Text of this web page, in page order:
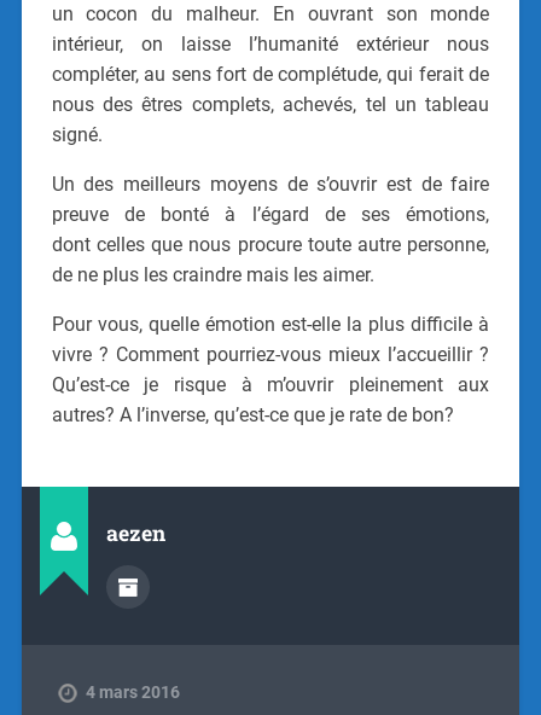
un cocon du malheur. En ouvrant son monde
intérieur, on laisse l’humanité extérieur nous
compléter, au sens fort de complétude, qui ferait de
nous des êtres complets, achevés, tel un tableau
signé.
Un des meilleurs moyens de s’ouvrir est de faire
preuve de bonté à l’égard de ses émotions,
dont celles que nous procure toute autre personne,
de ne plus les craindre mais les aimer.
Pour vous, quelle émotion est-elle la plus difficile à
vivre ? Comment pourriez-vous mieux l’accueillir ?
Qu’est-ce je risque à m’ouvrir pleinement aux
autres? A l’inverse, qu’est-ce que je rate de bon?
aezen
4 mars 2016